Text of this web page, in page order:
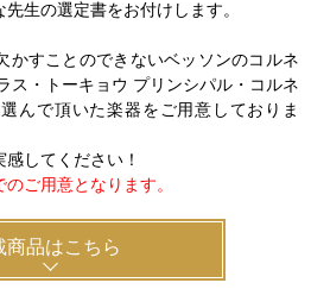
生の選定書をお付けします。
かすことのできないベッソンのコルネ
ス・トーキョウ プリンシパル・コルネ
んで頂いた楽器をご用意しておりま
してください！
ご用意となります。
商品はこちら